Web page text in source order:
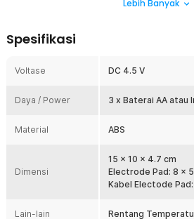
Fovolat menyediakan beberapa mode
relaksasi Anda. Mode dapat diganti
Sistem TENS (Pulse Elektronik)
pijatan pada area tertentu. Teknologi ini
membantu meredakan rasa pegal dan
otot. Intensitas dapat diatur sesuai
Lebih Banyak
Spesifikasi
Voltase DC 4.5 V
Daya / Power 3 x Baterai AA atau
Material ABS
Dimensi
15 x 10 x 4.7 cm
Electrode Pad: 8 x
Kabel Electode Pad:
Lain-lain Rentang